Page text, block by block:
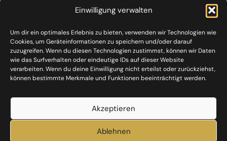
Einwilligung verwalten
Um dir ein optimales Erlebnis zu bieten, verwenden wir Technologien wie
Cookies, um Geräteinformationen zu speichern und/oder darauf
zuzugreifen. Wenn du diesen Technologien zustimmst, können wir Daten
wie das Surfverhalten oder eindeutige IDs auf dieser Website
verarbeiten. Wenn du deine Einwilligung nicht erteilst oder zurückziehst,
können bestimmte Merkmale und Funktionen beeinträchtigt werden.
Akzeptieren
Ablehnen